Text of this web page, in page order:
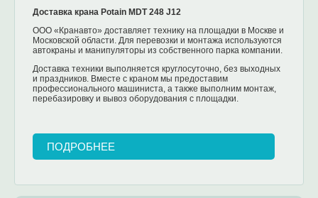
Доставка крана Potain MDT 248 J12
ООО «Кранавто» доставляет технику на площадки в Москве и
Московской области. Для перевозки и монтажа используются
автокраны и манипуляторы из собственного парка компании.
Доставка техники выполняется круглосуточно, без выходных
и праздников. Вместе с краном мы предоставим
профессионального машиниста, а также выполним монтаж,
перебазировку и вывоз оборудования с площадки.
ПОДРОБНЕЕ